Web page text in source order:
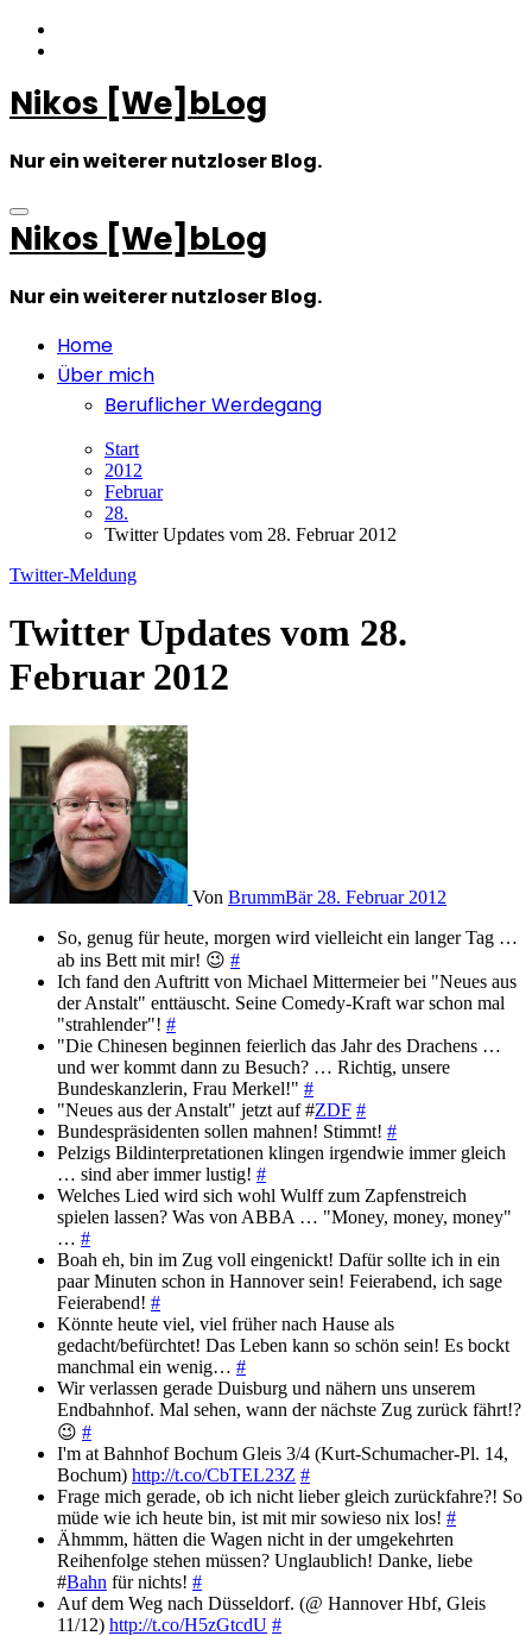
Zum
Inhalt
Nikos [We]bLog
Nur ein weiterer nutzloser Blog.
Nikos [We]bLog
Nur ein weiterer nutzloser Blog.
Home
Über mich
Beruflicher Werdegang
Start
2012
Februar
28.
Twitter Updates vom 28. Februar 2012
Twitter-Meldung
Twitter Updates vom 28.
Februar 2012
Von BrummBär 28. Februar 2012
So, genug für heute, morgen wird vielleicht ein langer Tag …
ab ins Bett mit mir! 😉 #
Ich fand den Auftritt von Michael Mittermeier bei "Neues aus
der Anstalt" enttäuscht. Seine Comedy-Kraft war schon mal
"strahlender"! #
"Die Chinesen beginnen feierlich das Jahr des Drachens …
und wer kommt dann zu Besuch? … Richtig, unsere
Bundeskanzlerin, Frau Merkel!" #
"Neues aus der Anstalt" jetzt auf #ZDF #
Bundespräsidenten sollen mahnen! Stimmt! #
Pelzigs Bildinterpretationen klingen irgendwie immer gleich
… sind aber immer lustig! #
Welches Lied wird sich wohl Wulff zum Zapfenstreich
spielen lassen? Was von ABBA … "Money, money, money"
… #
Boah eh, bin im Zug voll eingenickt! Dafür sollte ich in ein
paar Minuten schon in Hannover sein! Feierabend, ich sage
Feierabend! #
Könnte heute viel, viel früher nach Hause als
gedacht/befürchtet! Das Leben kann so schön sein! Es bockt
manchmal ein wenig… #
Wir verlassen gerade Duisburg und nähern uns unserem
Endbahnhof. Mal sehen, wann der nächste Zug zurück fährt!?
😉 #
I'm at Bahnhof Bochum Gleis 3/4 (Kurt-Schumacher-Pl. 14,
Bochum) http://t.co/CbTEL23Z #
Frage mich gerade, ob ich nicht lieber gleich zurückfahre?! So
müde wie ich heute bin, ist mit mir sowieso nix los! #
Ähmmm, hätten die Wagen nicht in der umgekehrten
Reihenfolge stehen müssen? Unglaublich! Danke, liebe
#Bahn für nichts! #
Auf dem Weg nach Düsseldorf. (@ Hannover Hbf, Gleis
11/12) http://t.co/H5zGtcdU #